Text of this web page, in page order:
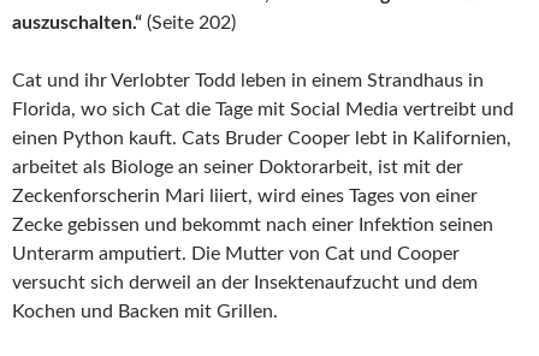
auszuschalten.“ (Seite 202)
Cat und ihr Verlobter Todd leben in einem Strandhaus in
Florida, wo sich Cat die Tage mit Social Media vertreibt und
einen Python kauft. Cats Bruder Cooper lebt in Kalifornien,
arbeitet als Biologe an seiner Doktorarbeit, ist mit der
Zeckenforscherin Mari liiert, wird eines Tages von einer
Zecke gebissen und bekommt nach einer Infektion seinen
Unterarm amputiert. Die Mutter von Cat und Cooper
versucht sich derweil an der Insektenaufzucht und dem
Kochen und Backen mit Grillen.